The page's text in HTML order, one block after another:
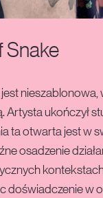
Snake
Artysta ukończył
ta otwarta jest w
osadzenie
doświadczenie w